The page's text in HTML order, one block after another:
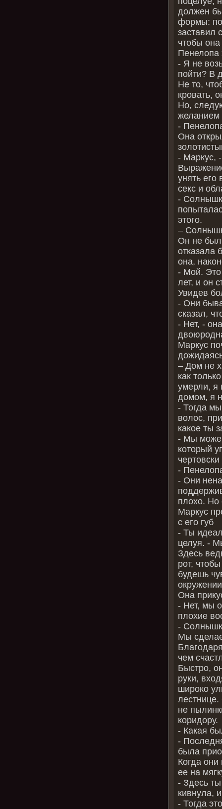
должен
формы:
заставил
чтобы она
Пенелопа
‑ Я не
пойти? В
Не то,
кровать,
Но,
желанием
‑
Она
‑ Маркус,
унять его
секс и
‑
этого.
–
Он не был
отказала
она,
‑ Мой.
лет, и он
Увидев
‑ Они
сказал,
‑ Нет, ‑
Маркус
– Дом не
как
умерли, я
домом, я
‑ Тогда
волос,
какое ты
‑ Мы
который
‑
‑ Они
плохо.
Маркус
с его губ
‑ Ты
целуя. ‑
Здесь
рот,
будешь
Она
‑ Нет, мы
плохие
‑
Мы
чем
Быстро,
руки,
широко
не
коридору.
‑ Какая
‑
была
Когда
ее на
‑ Здесь
кивнула,
‑ Тогда